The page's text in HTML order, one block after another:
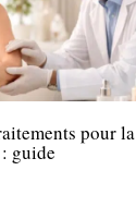
pour la
guide